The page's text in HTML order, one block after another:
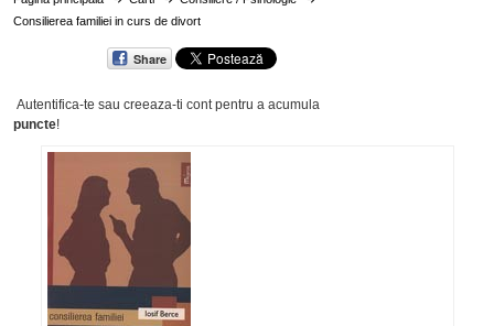
Consilierea familiei in curs de divort
Share
Autentifica-te sau creeaza-ti contpentru a acumula
puncte!